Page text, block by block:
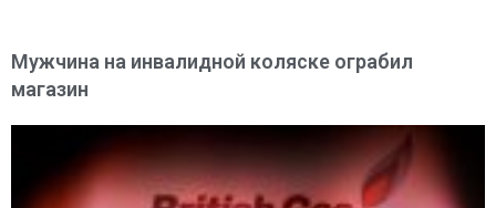
Мужчина на инвалидной коляске ограбил
магазин